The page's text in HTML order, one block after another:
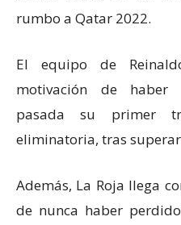
rumbo a Qatar 2022.
El equipo de
motivación de haber
pasada su primer
eliminatoria, tras
Además, La Roja llega
de nunca haber